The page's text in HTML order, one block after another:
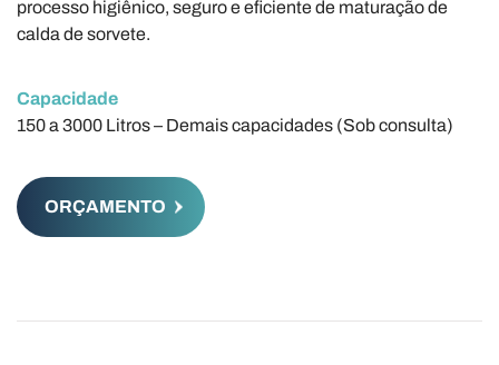
processo higiênico, seguro e eficiente de maturação de
calda de sorvete.
Capacidade
150 a 3000 Litros – Demais capacidades (Sob consulta)
ORÇAMENTO